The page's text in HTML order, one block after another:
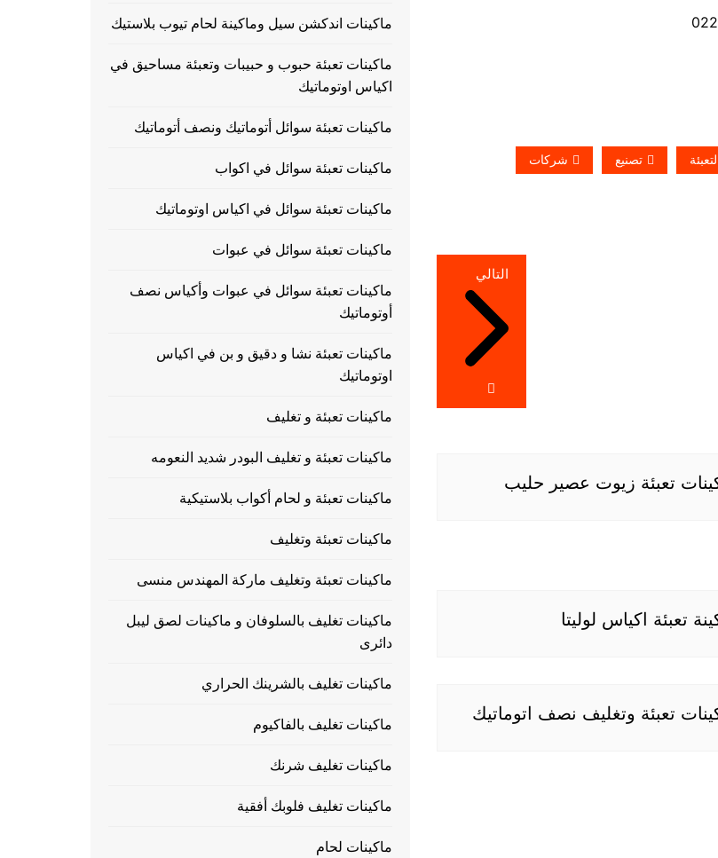
تصنيع شركات
التالي
تعبئة زيوت عصير حليب
تعبئة اكياس لوليتا
تعبئة وتغليف نصف اتوماتيك
ماكينات اندكشن سيل وماكينة لحام تيوب بلاستيك
ماكينات تعبئة حبوب و حبيبات وتعبئة مساحيق في
اكياس اوتوماتيك
ماكينات تعبئة سوائل أتوماتيك ونصف أتوماتيك
ماكينات تعبئة سوائل في اكواب
ماكينات تعبئة سوائل في اكياس اوتوماتيك
ماكينات تعبئة سوائل في عبوات
ماكينات تعبئة سوائل في عبوات وأكياس نصف
أوتوماتيك
ماكينات تعبئة نشا و دقيق و بن في اكياس
اوتوماتيك
ماكينات تعبئة و تغليف
ماكينات تعبئة و تغليف البودر شديد النعومه
ماكينات تعبئة و لحام أكواب بلاستيكية
ماكينات تعبئة وتغليف
ماكينات تعبئة وتغليف ماركة المهندس منسى
ماكينات تغليف بالسلوفان و ماكينات لصق ليبل
دائرى
ماكينات تغليف بالشرينك الحراري
ماكينات تغليف بالفاكيوم
ماكينات تغليف شرنك
ماكينات تغليف فلوبك أفقية
ماكينات لحام